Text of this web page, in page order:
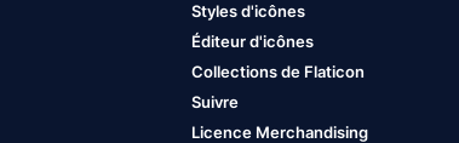
Styles d'icônes
Éditeur d'icônes
Collections de Flaticon
Suivre
Licence Merchandising